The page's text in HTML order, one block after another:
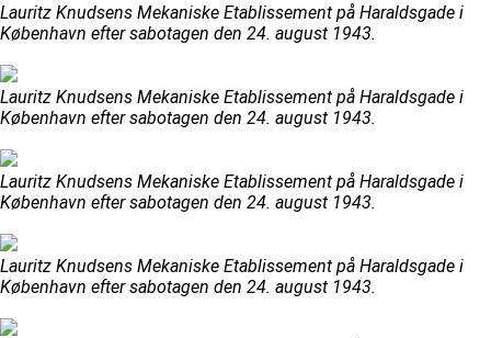
Lauritz Knudsens Mekaniske Etablissement på Haraldsgade i
København efter sabotagen den 24. august 1943.
Lauritz Knudsens Mekaniske Etablissement på Haraldsgade i
København efter sabotagen den 24. august 1943.
Lauritz Knudsens Mekaniske Etablissement på Haraldsgade i
København efter sabotagen den 24. august 1943.
Lauritz Knudsens Mekaniske Etablissement på Haraldsgade i
København efter sabotagen den 24. august 1943.